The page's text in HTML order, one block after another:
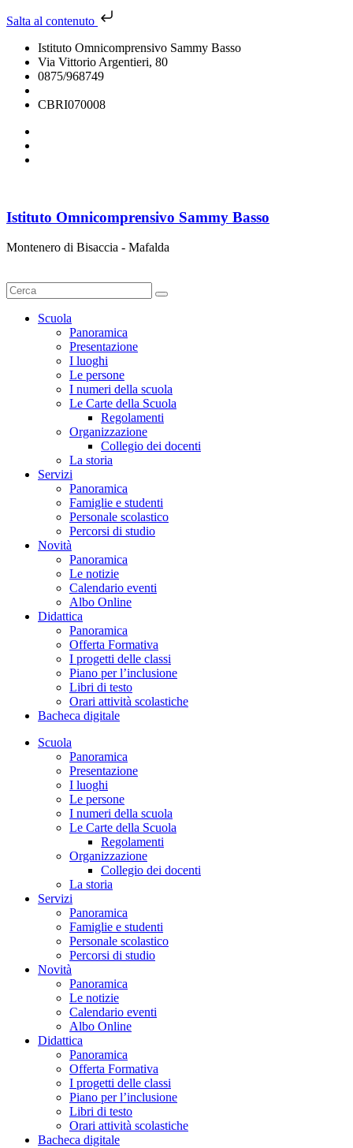
Salta al contenuto
Istituto Omnicomprensivo Sammy Basso
Via Vittorio Argentieri, 80
0875/968749
CBRI070008
Istituto Omnicomprensivo Sammy Basso
Montenero di Bisaccia - Mafalda
Scuola
Panoramica
Presentazione
I luoghi
Le persone
I numeri della scuola
Le Carte della Scuola
Regolamenti
Organizzazione
Collegio dei docenti
La storia
Servizi
Panoramica
Famiglie e studenti
Personale scolastico
Percorsi di studio
Novità
Panoramica
Le notizie
Calendario eventi
Albo Online
Didattica
Panoramica
Offerta Formativa
I progetti delle classi
Piano per l’inclusione
Libri di testo
Orari attività scolastiche
Bacheca digitale
Scuola
Panoramica
Presentazione
I luoghi
Le persone
I numeri della scuola
Le Carte della Scuola
Regolamenti
Organizzazione
Collegio dei docenti
La storia
Servizi
Panoramica
Famiglie e studenti
Personale scolastico
Percorsi di studio
Novità
Panoramica
Le notizie
Calendario eventi
Albo Online
Didattica
Panoramica
Offerta Formativa
I progetti delle classi
Piano per l’inclusione
Libri di testo
Orari attività scolastiche
Bacheca digitale